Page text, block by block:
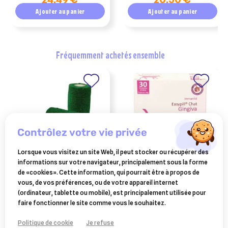
Ajouter au panier Ajouter au panier
fréquemment achetés ensemble
BIOVE
hoof fit tape 4,5m x 10 cm
boite de 12
29,50 €
OSALIA
easypill gingiva chat
11,10 €
contrôlez votre vie privée
Lorsque vous visitez un site Web, il peut stocker ou récupérer des
informations sur votre navigateur, principalement sous la forme
de «cookies». Cette information, qui pourrait être à propos de
vous, de vos préférences, ou de votre appareil internet
(ordinateur, tablette ou mobile), est principalement utilisée pour
faire fonctionner le site comme vous le souhaitez.
Politique de cookie Je refuse